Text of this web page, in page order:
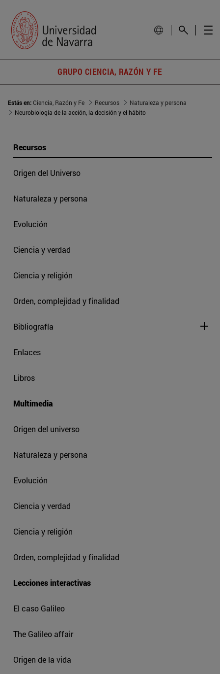
GRUPO CIENCIA, RAZÓN Y FE
Estás en:Ciencia, Razón y Fe Recursos
Naturaleza y persona
Neurobiología de la acción, la decisión y el hábito
Recursos
Origen del Universo
Naturaleza y persona
Evolución
Ciencia y verdad
Ciencia y religión
Orden, complejidad y finalidad
Bibliografía
Enlaces
Libros
Multimedia
Origen del universo
Naturaleza y persona
Evolución
Ciencia y verdad
Ciencia y religión
Orden, complejidad y finalidad
Lecciones interactivas
El caso Galileo
The Galileo affair
Origen de la vida